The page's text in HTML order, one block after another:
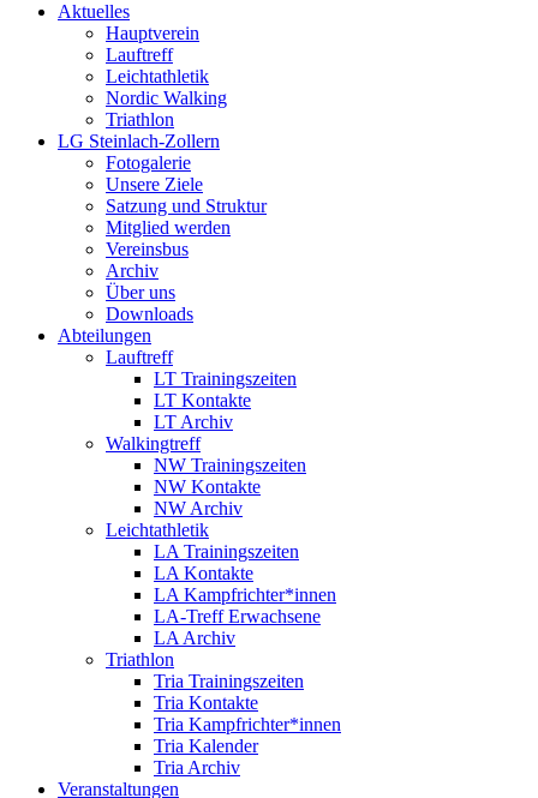
Aktuelles
Hauptverein
Lauftreff
Leichtathletik
Nordic Walking
Triathlon
LG Steinlach-Zollern
Fotogalerie
Unsere Ziele
Satzung und Struktur
Mitglied werden
Vereinsbus
Archiv
Über uns
Downloads
Abteilungen
Lauftreff
LT Trainingszeiten
LT Kontakte
LT Archiv
Walkingtreff
NW Trainingszeiten
NW Kontakte
NW Archiv
Leichtathletik
LA Trainingszeiten
LA Kontakte
LA Kampfrichter*innen
LA-Treff Erwachsene
LA Archiv
Triathlon
Tria Trainingszeiten
Tria Kontakte
Tria Kampfrichter*innen
Tria Kalender
Tria Archiv
Veranstaltungen